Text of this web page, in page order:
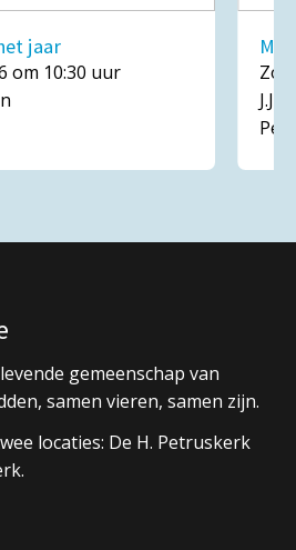
jaar
om 10:30 uur
Zo
J.J.
gemeenschap van
samen vieren, samen zijn.
locaties: De H. Petruskerk